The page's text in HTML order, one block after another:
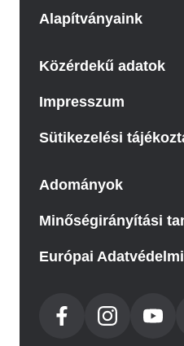
Alapítványaink
Közérdekű adatok
Impresszum
Sütikezelési
Adományok
Minőségirányítási
Európai